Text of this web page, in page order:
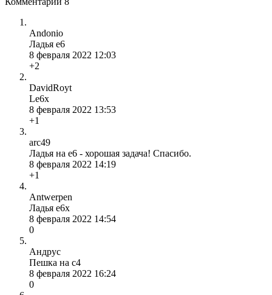
Andonio
Ладья е6
8 февраля 2022 12:03
+2
DavidRoyt
Le6x
8 февраля 2022 13:53
+1
arc49
Ладья на e6 - хорошая задача! Спасибо.
8 февраля 2022 14:19
+1
Antwerpen
Ладья е6х
8 февраля 2022 14:54
0
Андрус
Пешка на с4
8 февраля 2022 16:24
0